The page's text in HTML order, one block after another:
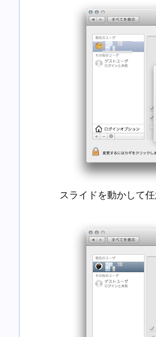
スライドを動かして